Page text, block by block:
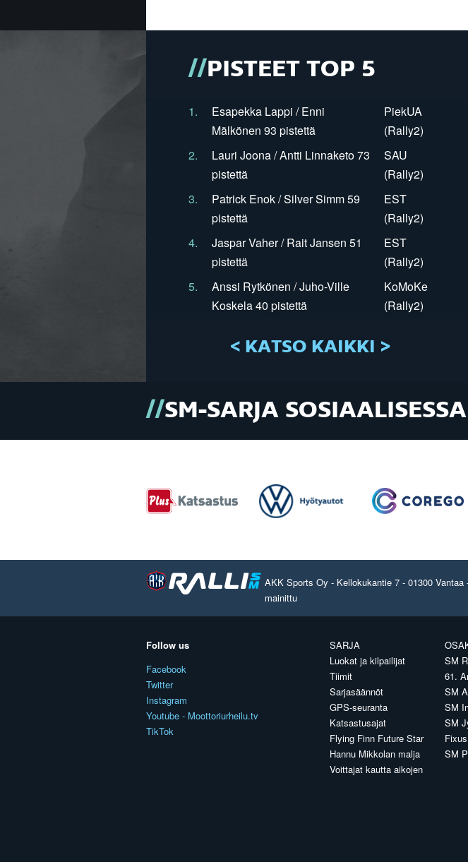
PISTEET TOP 5
1.
Esapekka Lappi / Enni
Mälkönen 93 pistettä
PiekUA
(Rally2)
2.
Lauri Joona / Antti Linnaketo 73
pistettä
SAU
(Rally2)
3.
Patrick Enok / Silver Simm 59
pistettä
EST
(Rally2)
4.
Jaspar Vaher / Rait Jansen 51
pistettä
EST
(Rally2)
5.
Anssi Rytkönen / Juho-Ville
Koskela 40 pistettä
KoMoKe
(Rally2)
< KATSO KAIKKI >
SM-SARJA
AKK Sports Oy - Kellokukantie 7 - 01300
mainittu
Follow us
Facebook
Twitter
Instagram
Youtube - Moottoriurheilu.tv
TikTok
SARJA
Luokat ja kilpailijat
Tiimit
Sarjasäännöt
GPS-seuranta
Katsastusajat
Flying Finn Future Star
Hannu Mikkolan malja
Voittajat kautta aikojen
SM
61.
SM
SM
SM
SM